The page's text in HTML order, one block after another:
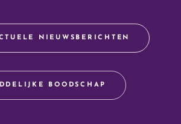
NIEUWSBERICHTEN
BOODSCHAP